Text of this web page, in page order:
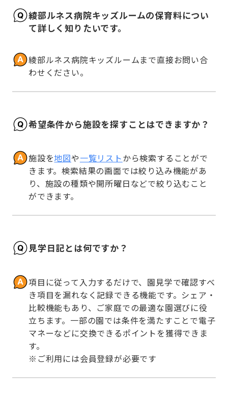
綾部ルネス病院キッズルームの保育料につい
て詳しく知りたいです。
綾部ルネス病院キッズルームまで直接お問い合
わせください。
希望条件から施設を探すことはできますか？
施設を地図や一覧リストから検索することがで
きます。検索結果の画面では絞り込み機能があ
り、施設の種類や開所曜日などで絞り込むこと
ができます。
見学日記とは何ですか？
項目に従って入力するだけで、園見学で確認すべ
き項目を漏れなく記録できる機能です。シェア・
比較機能もあり、ご家庭での最適な園選びに役
立ちます。一部の園では条件を満たすことで電子
マネーなどに交換できるポイントを獲得できま
す。
※ご利用には会員登録が必要です